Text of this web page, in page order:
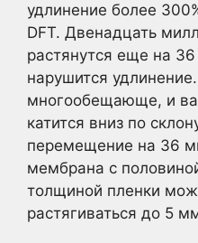
удлинение более
DFT. Двенадцать
растянутся еще на
нарушится
многообещающе, и
катится вниз по
перемещение на 36
мембрана с
толщиной пленки
растягиваться до 5